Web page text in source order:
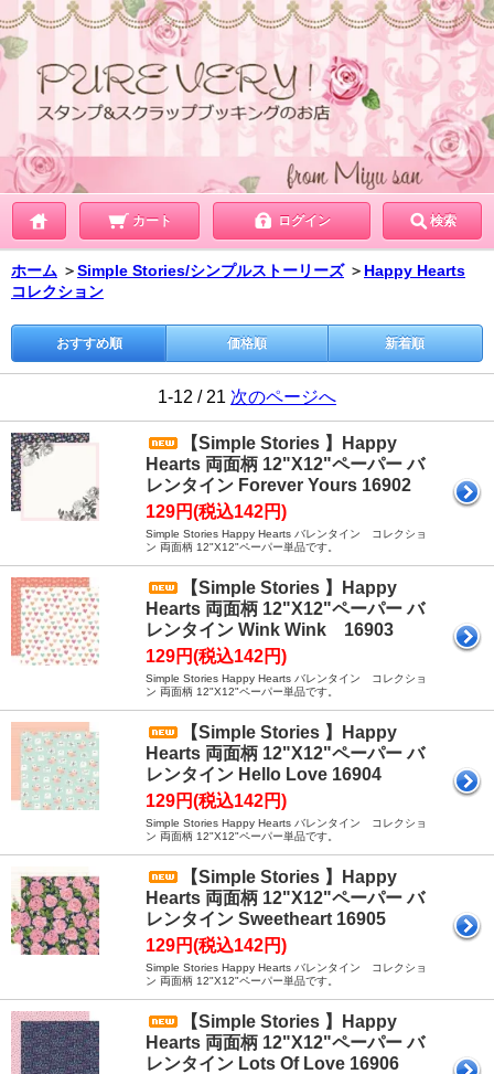
カート ログイン 検索
ホーム ＞Simple Stories/シンプルストーリーズ ＞ Happy Hearts
コレクション
おすすめ順 価格順 新着順
1-12 / 21 次のページへ
【Simple Stories 】Happy
Hearts 両面柄 12"X12"ペーパー バ
レンタイン Forever Yours 16902
129円(税込142円)
Simple Stories Happy Hearts バレンタイン コレクショ
ン 両面柄 12"X12"ペーパー単品です。
【Simple Stories 】Happy
Hearts 両面柄 12"X12"ペーパー バ
レンタイン Wink Wink 16903
129円(税込142円)
Simple Stories Happy Hearts バレンタイン コレクショ
ン 両面柄 12"X12"ペーパー単品です。
【Simple Stories 】Happy
Hearts 両面柄 12"X12"ペーパー バ
レンタイン Hello Love 16904
129円(税込142円)
Simple Stories Happy Hearts バレンタイン コレクショ
ン 両面柄 12"X12"ペーパー単品です。
【Simple Stories 】Happy
Hearts 両面柄 12"X12"ペーパー バ
レンタイン Sweetheart 16905
129円(税込142円)
Simple Stories Happy Hearts バレンタイン コレクショ
ン 両面柄 12"X12"ペーパー単品です。
【Simple Stories 】Happy
Hearts 両面柄 12"X12"ペーパー バ
レンタイン Lots Of Love 16906